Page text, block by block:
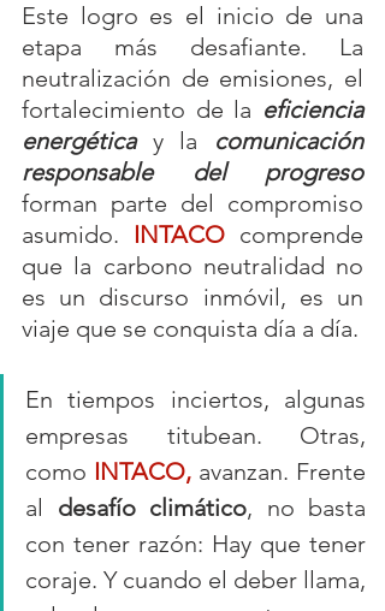
Este logro es el inicio de una
etapa más desafiante. La
neutralización de emisiones, el
fortalecimiento de la eficiencia
energética y la comunicación
responsable del progreso
forman parte del compromiso
asumido. INTACO comprende
que la carbono neutralidad no
es un discurso inmóvil, es un
viaje que se conquista día a día.
En tiempos inciertos, algunas
empresas titubean. Otras,
como INTACO, avanzan. Frente
al desafío climático, no basta
con tener razón: Hay que tener
coraje. Y cuando el deber llama,